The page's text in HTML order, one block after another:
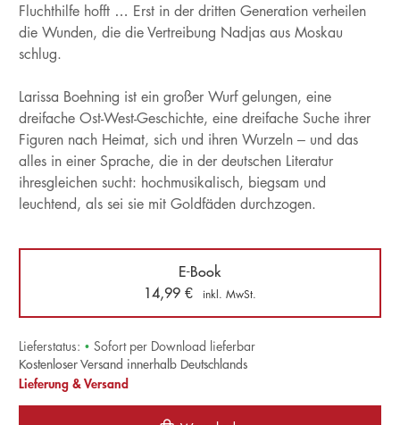
Fluchthilfe hofft … Erst in der dritten Generation verheilen
die Wunden, die die Vertreibung Nadjas aus Moskau
schlug.
Larissa Boehning ist ein großer Wurf gelungen, eine
dreifache Ost-West-Geschichte, eine dreifache Suche ihrer
Figuren nach Heimat, sich und ihren Wurzeln – und das
alles in einer Sprache, die in der deutschen Literatur
ihresgleichen sucht: hochmusikalisch, biegsam und
leuchtend, als sei sie mit Goldfäden durchzogen.
E-Book
14,99 € inkl. MwSt.
Lieferstatus: • Sofort per Download lieferbar
Kostenloser Versand innerhalb Deutschlands
Lieferung & Versand